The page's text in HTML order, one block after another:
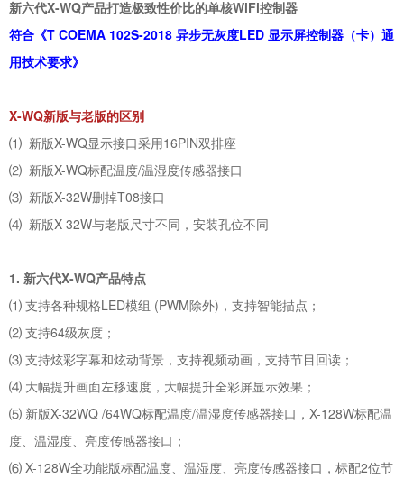
新六代X-WQ产品打造极致性价比的单核WiFi控制器
符合《T COEMA 102S-2018 异步无灰度LED 显示屏控制器（卡）通
用技术要求》
X-WQ新版与老版的区别
⑴ 新版X-WQ显示接口采用16PIN双排座
⑵ 新版X-WQ标配温度/温湿度传感器接口
⑶ 新版X-32W删掉T08接口
⑷ 新版X-32W与老版尺寸不同，安装孔位不同
1. 新六代X-WQ产品特点
⑴ 支持各种规格LED模组 (PWM除外)，支持智能描点；
⑵ 支持64级灰度；
⑶ 支持炫彩字幕和炫动背景，支持视频动画，支持节目回读；
⑷ 大幅提升画面左移速度，大幅提升全彩屏显示效果；
⑸ 新版X-32WQ /64WQ标配温度/温湿度传感器接口，X-128W标配温
度、温湿度、亮度传感器接口；
⑹ X-128W全功能版标配温度、温湿度、亮度传感器接口，标配2位节